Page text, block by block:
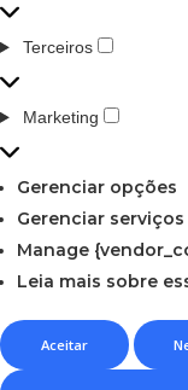
Terceiros
Marketing
Gerenciar opções
Gerenciar serviços
Manage
Leia mais sobre
Aceitar